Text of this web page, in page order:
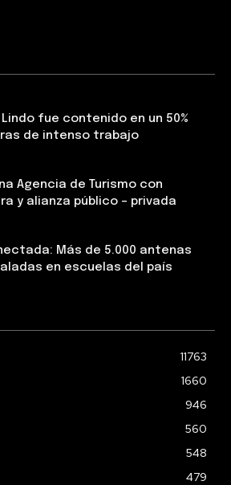
fue contenido en un 50%
de intenso trabajo
Agencia de Turismo con
y alianza público – privada
Más de 5.000 antenas
en escuelas del país
11763
1660
946
560
548
479